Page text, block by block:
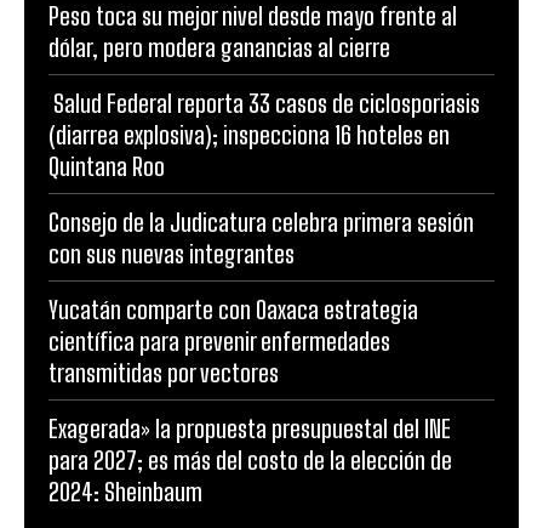
Peso toca su mejor nivel desde mayo frente al
dólar, pero modera ganancias al cierre
Salud Federal reporta 33 casos de ciclosporiasis
(diarrea explosiva); inspecciona 16 hoteles en
Quintana Roo
Consejo de la Judicatura celebra primera sesión
con sus nuevas integrantes
Yucatán comparte con Oaxaca estrategia
científica para prevenir enfermedades
transmitidas por vectores
Exagerada» la propuesta presupuestal del INE
para 2027; es más del costo de la elección de
2024: Sheinbaum